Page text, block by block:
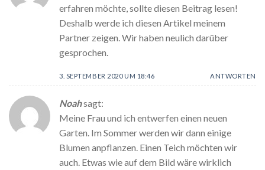
erfahren möchte, sollte diesen Beitrag lesen!
Deshalb werde ich diesen Artikel meinem
Partner zeigen. Wir haben neulich darüber
gesprochen.
3. SEPTEMBER 2020 UM 18:46 ANTWORTEN
Noahsagt:
Meine Frau und ich entwerfen einen neuen
Garten. Im Sommer werden wir dann einige
Blumen anpflanzen. Einen Teich möchten wir
auch. Etwas wie auf dem Bild wäre wirklich